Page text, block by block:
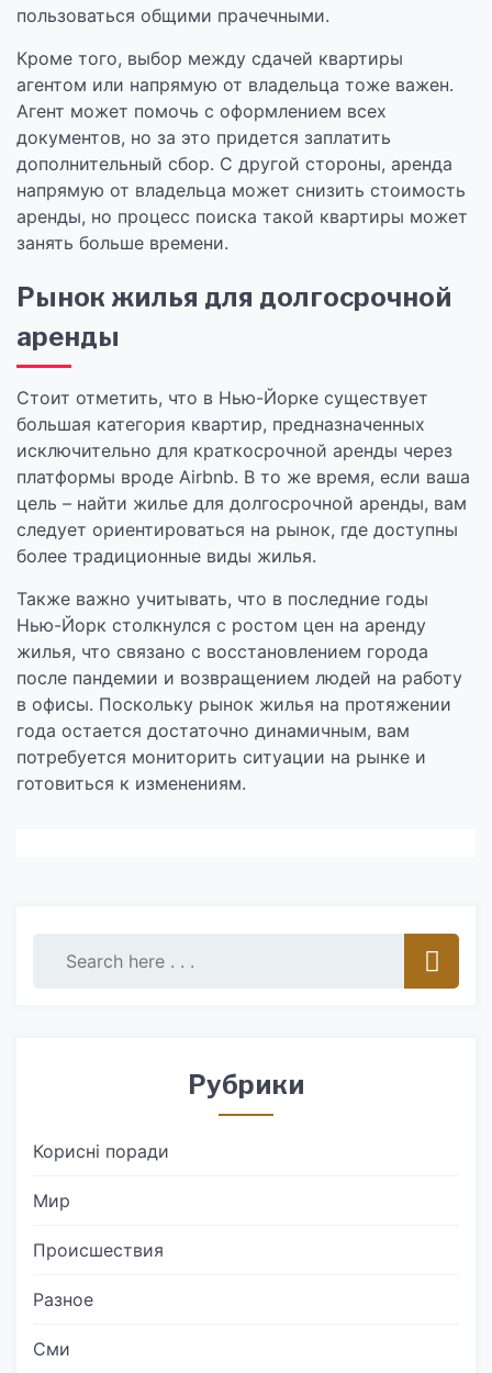
пользоваться общими прачечными.
Кроме того, выбор между сдачей квартиры
агентом или напрямую от владельца тоже важен.
Агент может помочь с оформлением всех
документов, но за это придется заплатить
дополнительный сбор. С другой стороны, аренда
напрямую от владельца может снизить стоимость
аренды, но процесс поиска такой квартиры может
занять больше времени.
Рынок жилья для долгосрочной
аренды
Стоит отметить, что в Нью-Йорке существует
большая категория квартир, предназначенных
исключительно для краткосрочной аренды через
платформы вроде Airbnb. В то же время, если ваша
цель – найти жилье для долгосрочной аренды, вам
следует ориентироваться на рынок, где доступны
более традиционные виды жилья.
Также важно учитывать, что в последние годы
Нью-Йорк столкнулся с ростом цен на аренду
жилья, что связано с восстановлением города
после пандемии и возвращением людей на работу
в офисы. Поскольку рынок жилья на протяжении
года остается достаточно динамичным, вам
потребуется мониторить ситуации на рынке и
готовиться к изменениям.
Рубрики
Корисні поради
Мир
Происшествия
Разное
Сми